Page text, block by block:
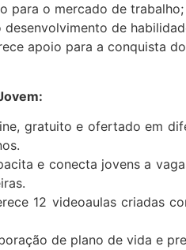
para o mercado de trabalho;
desenvolvimento de
apoio para a conquista
gratuito e ofertado em
e conecta jovens a
12 videoaulas criadas
de plano de vida e